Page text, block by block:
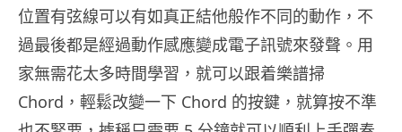
位置有弦線可以有如真正結他般作不同的動作，不
過最後都是經過動作感應變成電子訊號來發聲。用
家無需花太多時間學習，就可以跟着樂譜掃
Chord，輕鬆改變一下 Chord 的按鍵，就算按不準